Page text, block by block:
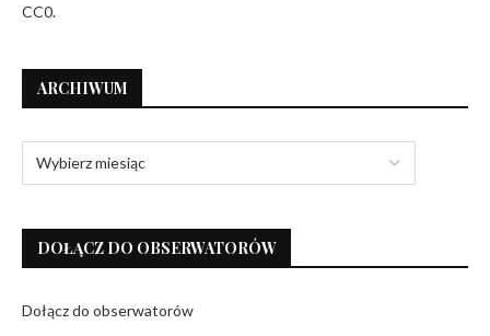
CC0.
ARCHIWUM
DOŁĄCZ DO OBSERWATORÓW
Dołącz do obserwatorów